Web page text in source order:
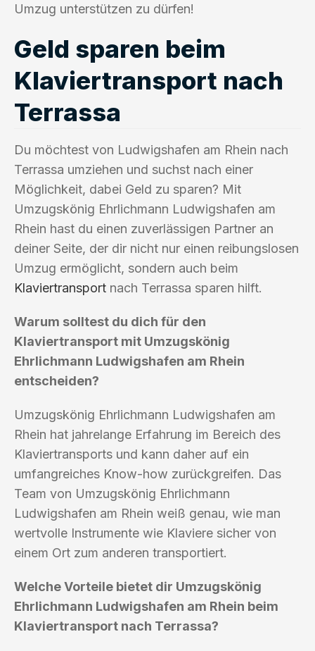
Umzug unterstützen zu dürfen!
Geld sparen beim
Klaviertransport nach
Terrassa
Du möchtest von Ludwigshafen am Rhein nach
Terrassa umziehen und suchst nach einer
Möglichkeit, dabei Geld zu sparen? Mit
Umzugskönig Ehrlichmann Ludwigshafen am
Rhein hast du einen zuverlässigen Partner an
deiner Seite, der dir nicht nur einen reibungslosen
Umzug ermöglicht, sondern auch beim
Klaviertransport nach Terrassa sparen hilft.
Warum solltest du dich für den
Klaviertransport mit Umzugskönig
Ehrlichmann Ludwigshafen am Rhein
entscheiden?
Umzugskönig Ehrlichmann Ludwigshafen am
Rhein hat jahrelange Erfahrung im Bereich des
Klaviertransports und kann daher auf ein
umfangreiches Know-how zurückgreifen. Das
Team von Umzugskönig Ehrlichmann
Ludwigshafen am Rhein weiß genau, wie man
wertvolle Instrumente wie Klaviere sicher von
einem Ort zum anderen transportiert.
Welche Vorteile bietet dir Umzugskönig
Ehrlichmann Ludwigshafen am Rhein beim
Klaviertransport nach Terrassa?